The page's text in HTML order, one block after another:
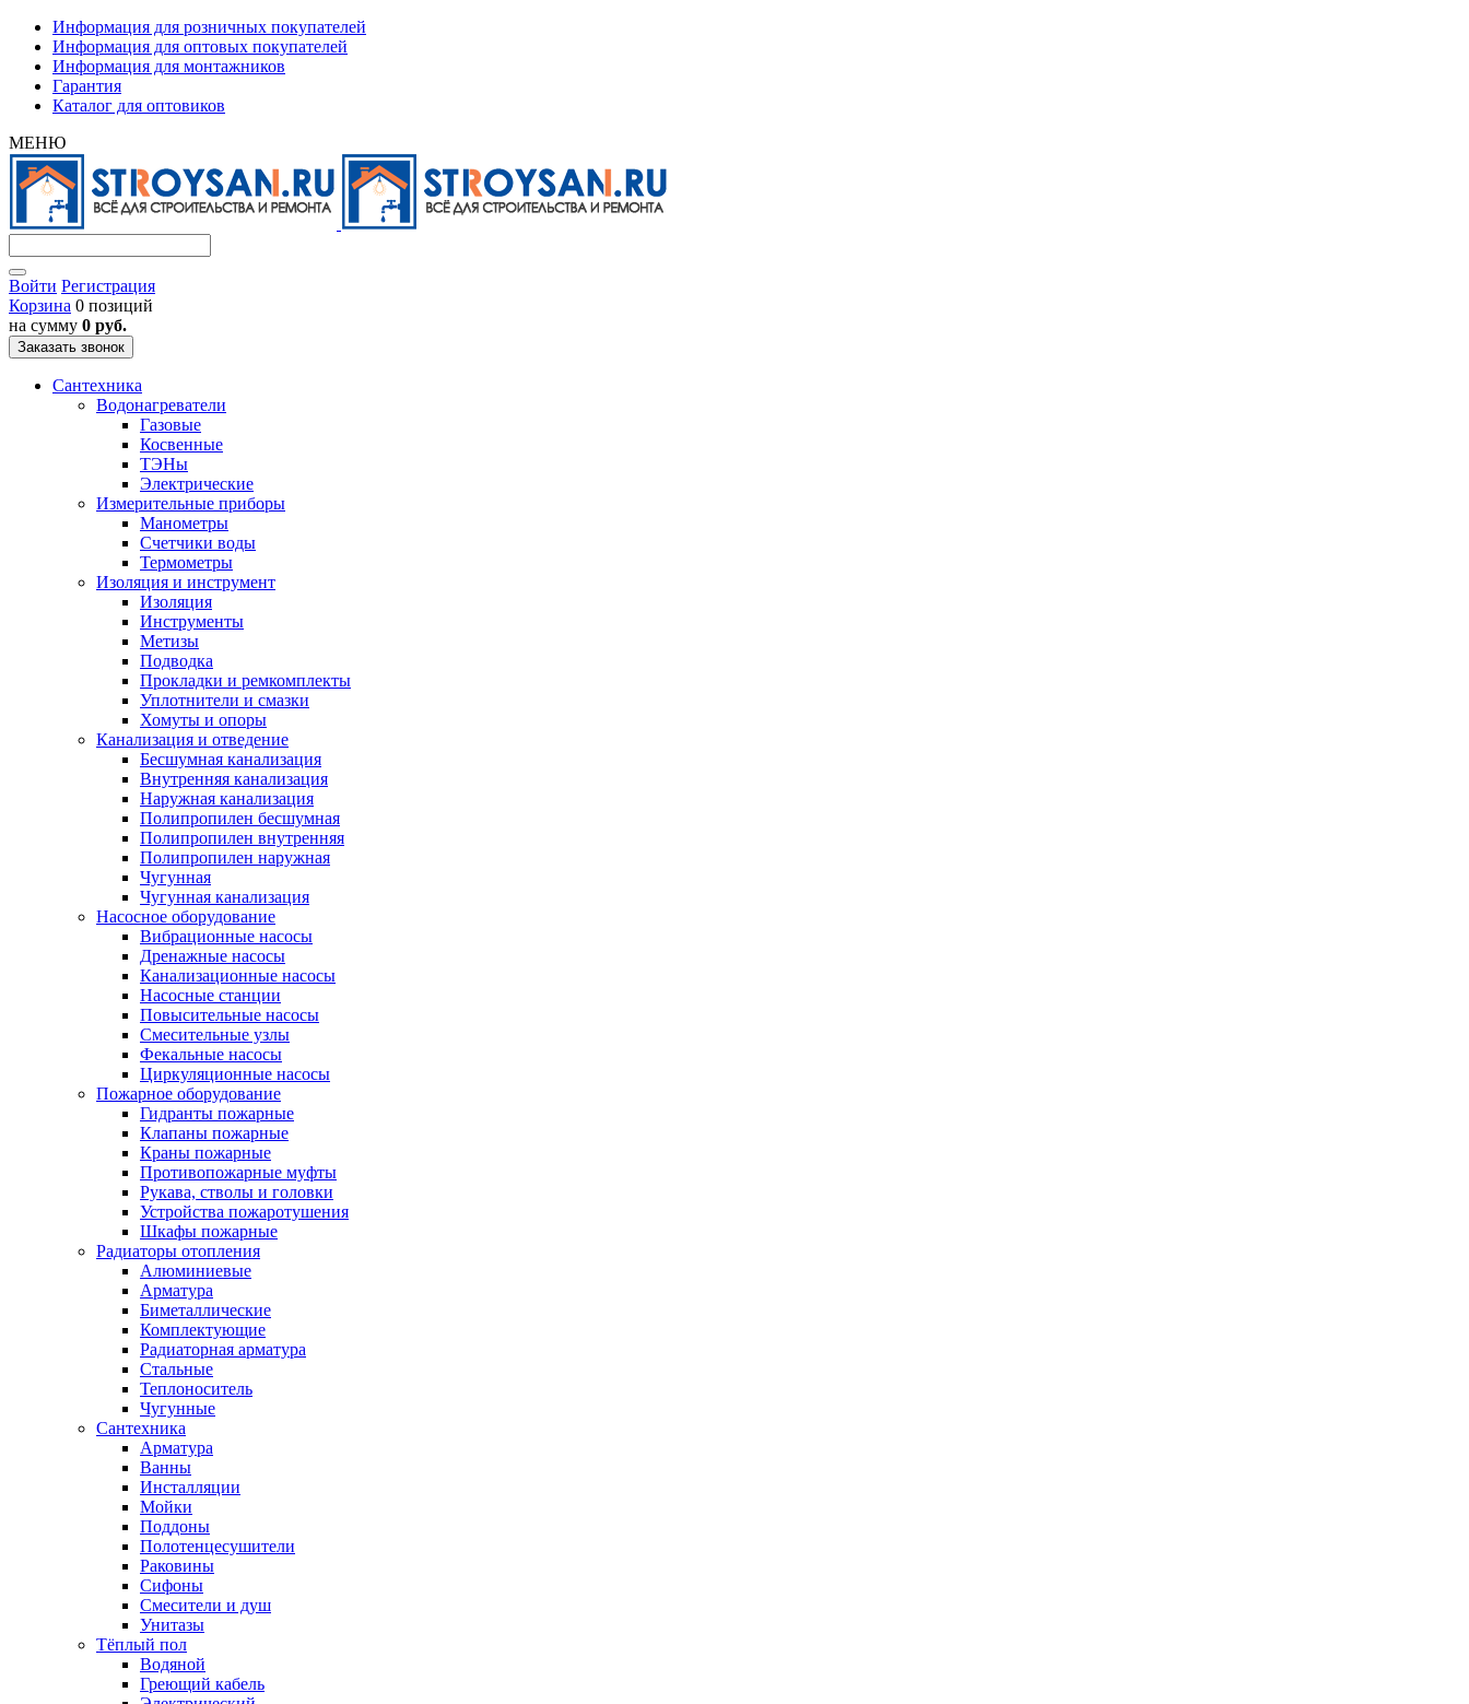
Информация для розничных покупателей
Информация для оптовых покупателей
Информация для монтажников
Гарантия
Каталог для оптовиков
МЕНЮ
Войти Регистрация
Корзина 0 позиций
на сумму 0 руб.
Заказать звонок
Сантехника
Водонагреватели
Газовые
Косвенные
ТЭНы
Электрические
Измерительные приборы
Манометры
Счетчики воды
Термометры
Изоляция и инструмент
Изоляция
Инструменты
Метизы
Подводка
Прокладки и ремкомплекты
Уплотнители и смазки
Хомуты и опоры
Канализация и отведение
Бесшумная канализация
Внутренняя канализация
Наружная канализация
Полипропилен бесшумная
Полипропилен внутренняя
Полипропилен наружная
Чугунная
Чугунная канализация
Насосное оборудование
Вибрационные насосы
Дренажные насосы
Канализационные насосы
Насосные станции
Повысительные насосы
Смесительные узлы
Фекальные насосы
Циркуляционные насосы
Пожарное оборудование
Гидранты пожарные
Клапаны пожарные
Краны пожарные
Противопожарные муфты
Рукава, стволы и головки
Устройства пожаротушения
Шкафы пожарные
Радиаторы отопления
Алюминиевые
Арматура
Биметаллические
Комплектующие
Радиаторная арматура
Стальные
Теплоноситель
Чугунные
Сантехника
Арматура
Ванны
Инсталляции
Мойки
Поддоны
Полотенцесушители
Раковины
Сифоны
Смесители и душ
Унитазы
Тёплый пол
Водяной
Греющий кабель